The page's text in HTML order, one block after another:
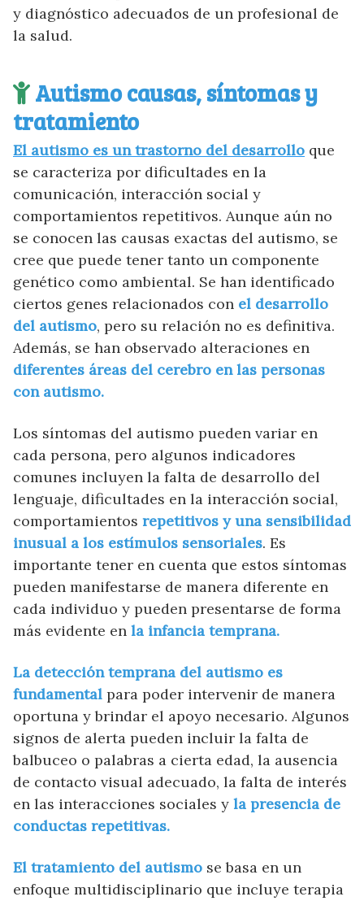
y diagnóstico adecuados de un profesional de
la salud.
Autismo causas, síntomas y
tratamiento
El autismo es un trastorno del desarrollo que
se caracteriza por dificultades en la
comunicación, interacción social y
comportamientos repetitivos. Aunque aún no
se conocen las causas exactas del autismo, se
cree que puede tener tanto un componente
genético como ambiental. Se han identificado
ciertos genes relacionados con el desarrollo
del autismo, pero su relación no es definitiva.
Además, se han observado alteraciones en
diferentes áreas del cerebro en las personas
con autismo.
Los síntomas del autismo pueden variar en
cada persona, pero algunos indicadores
comunes incluyen la falta de desarrollo del
lenguaje, dificultades en la interacción social,
comportamientos repetitivos y una sensibilidad
inusual a los estímulos sensoriales. Es
importante tener en cuenta que estos síntomas
pueden manifestarse de manera diferente en
cada individuo y pueden presentarse de forma
más evidente en la infancia temprana.
La detección temprana del autismo es
fundamental para poder intervenir de manera
oportuna y brindar el apoyo necesario. Algunos
signos de alerta pueden incluir la falta de
balbuceo o palabras a cierta edad, la ausencia
de contacto visual adecuado, la falta de interés
en las interacciones sociales y la presencia de
conductas repetitivas.
El tratamiento del autismo se basa en un
enfoque multidisciplinario que incluye terapia